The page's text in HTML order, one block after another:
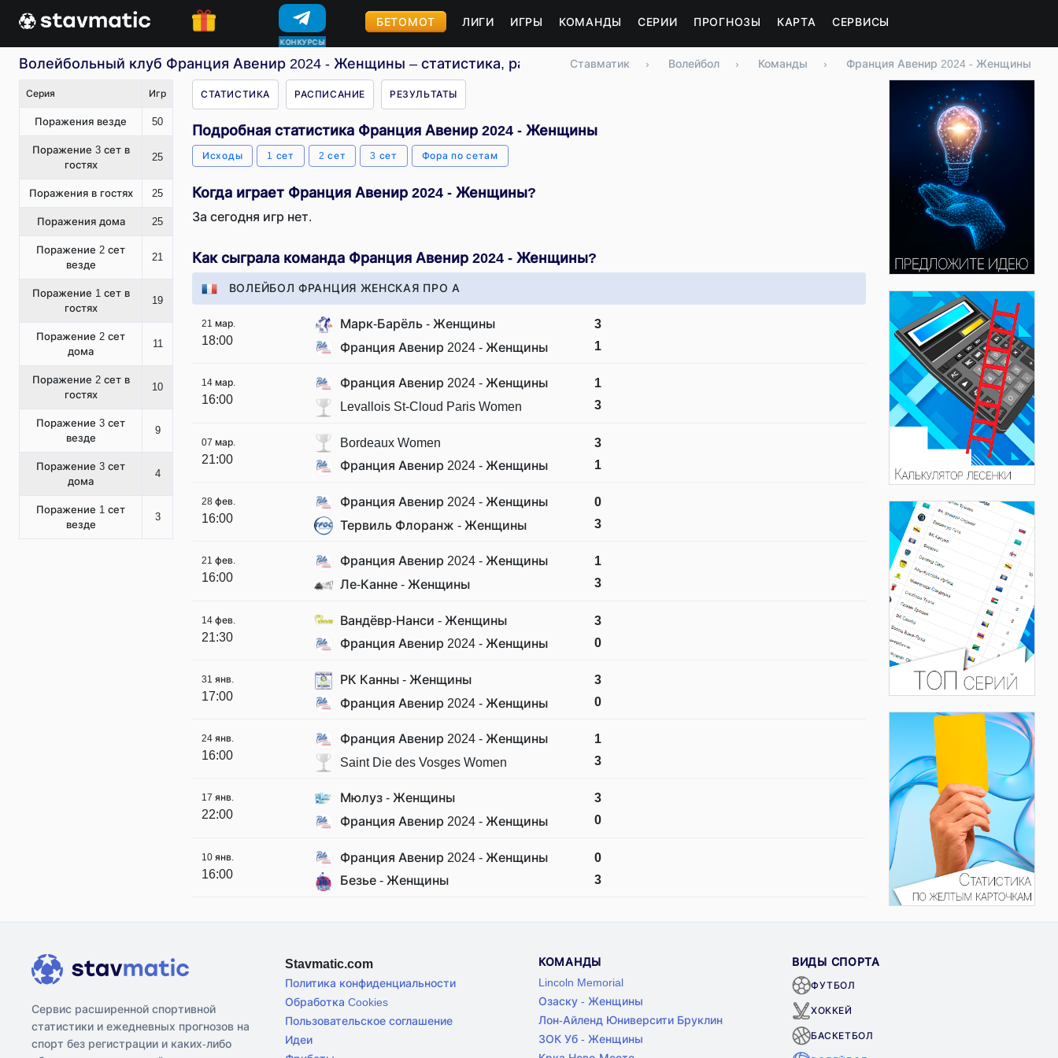
КОНКУРСЫ
БЕТОМОТ ЛИГИ ИГРЫ КОМАНДЫ СЕРИИ ПРОГНОЗЫ КАРТА СЕРВИСЫ
Волейбольный клуб Франция Авенир 2024 - Женщины – статистика, расписание, результаты
Ставматик › Волейбол › Команды › Франция Авенир 2024 - Женщины
Серия Игр
Поражения везде 50
Поражение 3 сет в
гостях
25
Поражения в гостях 25
Поражения дома 25
Поражение 2 сет
везде
21
Поражение 1 сет в
гостях
19
Поражение 2 сет
дома
11
Поражение 2 сет в
гостях
10
Поражение 3 сет
везде
9
Поражение 3 сет
дома
4
Поражение 1 сет
везде
3
СТАТИСТИКА РАСПИСАНИЕ РЕЗУЛЬТАТЫ
Подробная статистика Франция Авенир 2024 - Женщины
Исходы 1 сет 2 сет 3 сет Фора по сетам
Когда играет Франция Авенир 2024 - Женщины?
За сегодня игр нет.
Как сыграла команда Франция Авенир 2024 - Женщины?
ВОЛЕЙБОЛ ФРАНЦИЯ ЖЕНСКАЯ ПРО А
21 мар.
18:00
Марк-Барёль - Женщины
Франция Авенир 2024 - Женщины
3
1
14 мар.
16:00
Франция Авенир 2024 - Женщины
Levallois St-Cloud Paris Women
1
3
07 мар.
21:00
Bordeaux Women
Франция Авенир 2024 - Женщины
3
1
28 фев.
16:00
Франция Авенир 2024 - Женщины
Тервиль Флоранж - Женщины
0
3
21 фев.
16:00
Франция Авенир 2024 - Женщины
Ле-Канне - Женщины
1
3
14 фев.
21:30
Вандёвр-Нанси - Женщины
Франция Авенир 2024 - Женщины
3
0
31 янв.
17:00
РК Канны - Женщины
Франция Авенир 2024 - Женщины
3
0
24 янв.
16:00
Франция Авенир 2024 - Женщины
Saint Die des Vosges Women
1
3
17 янв.
22:00
Мюлуз - Женщины
Франция Авенир 2024 - Женщины
3
0
10 янв.
16:00
Франция Авенир 2024 - Женщины
Безье - Женщины
0
3
Сервис расширенной спортивной
статистики и ежедневных прогнозов на
спорт без регистрации и каких-либо
Stavmatic.com
Политика конфиденциальности
Обработка Cookies
Пользовательское соглашение
Идеи
КОМАНДЫ
Lincoln Memorial
Озаску - Женщины
Лон-Айленд Юниверсити Бруклин
ЗОК Уб - Женщины
ВИДЫ СПОРТА
ФУТБОЛ
ХОККЕЙ
БАСКЕТБОЛ